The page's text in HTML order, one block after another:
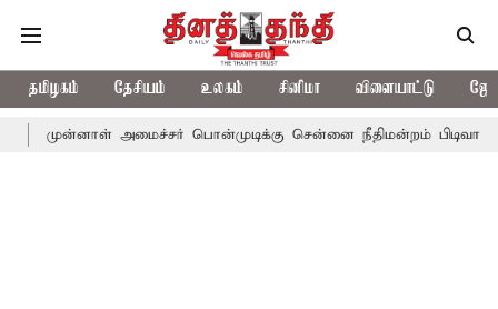
தமிழகம் தேசியம் உலகம் சினிமா விளையாட்டு
அமைச்சர் பொன்முடிக்கு சென்னை நீதிமன்றம் பிடிவாராண்ட்